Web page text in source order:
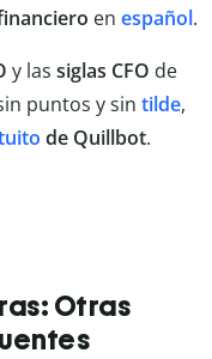
en español.
y las siglas CFO de
puntos y sin tilde,
de Quillbot.
Otras